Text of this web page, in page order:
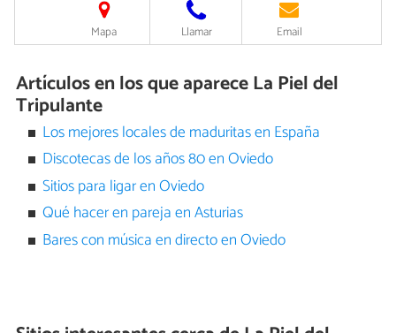
Mapa Llamar Email
Artículos en los que aparece La Piel del
Tripulante
Los mejores locales de maduritas en España
Discotecas de los años 80 en Oviedo
Sitios para ligar en Oviedo
Qué hacer en pareja en Asturias
Bares con música en directo en Oviedo